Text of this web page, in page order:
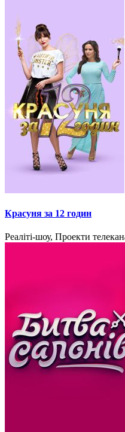
Красуня за 12 годин
Реаліті-шоу, Проекти